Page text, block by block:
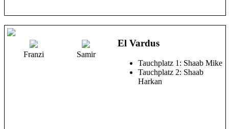
Franzi Samir
El Vardus
Tauchplatz 1: Shaab Mike
Tauchplatz 2: Shaab
Harkan